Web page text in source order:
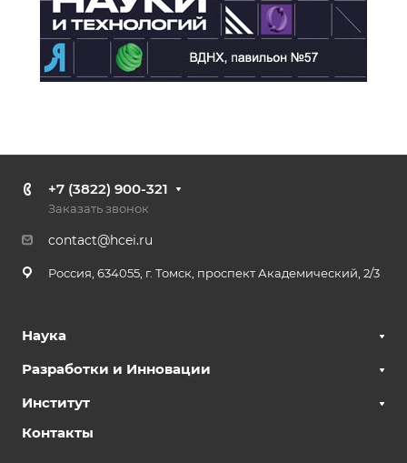
+7 (3822) 900-321
Заказать звонок
contact@hcei.ru
Россия, 634055, г. Томск, проспект Академический, 2/3
Наука
Разработки и Инновации
Институт
Контакты